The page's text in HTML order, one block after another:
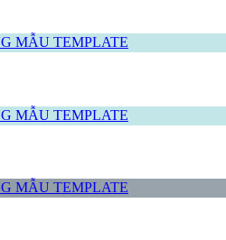
MẪU TEMPLATE
MẪU TEMPLATE
MẪU TEMPLATE